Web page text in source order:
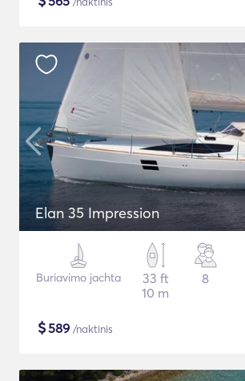
Elan 35 Impression
Buriavimo jachta
33 ft
10 m
8
$589 /naktinis